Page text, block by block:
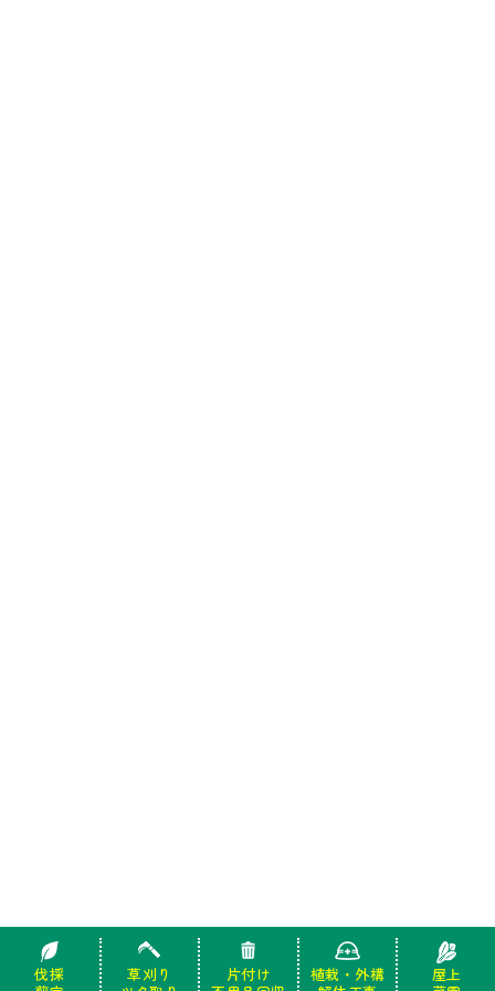
伐採
草刈り
片付け
植栽・外構
屋上
伐採
草刈り
片付け
植栽・外構
屋上